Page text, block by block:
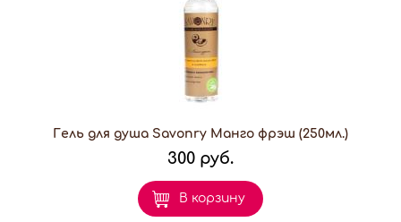
Гель для душа Savonry Манго фрэш (250мл.)
300 руб.
В корзину